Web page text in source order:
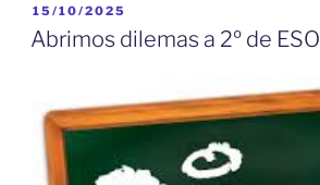
PUBLICADO
EL
15/10/2025
Abrimos dilemas a 2º de ESO